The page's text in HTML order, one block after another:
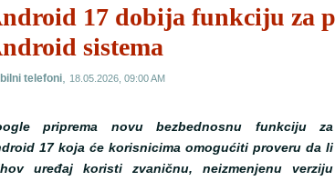
17 dobija funkciju za
sistema
telefoni, 18.05.2026, 09:00 AM
priprema novu bezbednosnu funkciju za
17 koja će korisnicima omogućiti proveru da li
uređaj koristi zvaničnu, neizmenjenu verziju